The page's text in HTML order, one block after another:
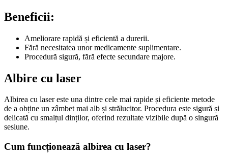
Beneficii:
Ameliorare rapidă și eficientă a durerii.
Fără necesitatea unor medicamente suplimentare.
Procedură sigură, fără efecte secundare majore.
Albire cu laser
Albirea cu laser este una dintre cele mai rapide și eficiente metode
de a obține un zâmbet mai alb și strălucitor. Procedura este sigură și
delicată cu smalțul dinților, oferind rezultate vizibile după o singură
sesiune.
Cum funcționează albirea cu laser?